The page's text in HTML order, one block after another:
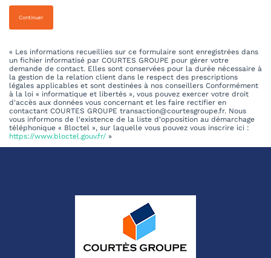
Continuer
« Les informations recueillies sur ce formulaire sont enregistrées dans
un fichier informatisé par COURTES GROUPE pour gérer votre
demande de contact. Elles sont conservées pour la durée nécessaire à
la gestion de la relation client dans le respect des prescriptions
légales applicables et sont destinées à nos conseillers Conformément
à la loi « informatique et libertés », vous pouvez exercer votre droit
d'accès aux données vous concernant et les faire rectifier en
contactant COURTES GROUPE transaction@courtesgroupe.fr. Nous
vous informons de l'existence de la liste d'opposition au démarchage
téléphonique « Bloctel », sur laquelle vous pouvez vous inscrire ici :
https://www.bloctel.gouv.fr/ »